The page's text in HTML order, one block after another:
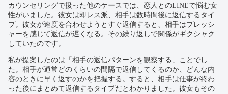
カウンセリングで扱った他のケースでは、恋人とのLINEで悩む女
性がいました。彼女は即レス派、相手は数時間後に返信するタイ
プ。彼女が速度を合わせようとすぐ返信すると、相手はプレッシ
ャーを感じて返信が遅くなる。その繰り返しで関係がギクシャク
していたのです。
私が提案したのは「相手の返信パターンを観察する」ことでし
た。相手が通常どのくらいの間隔で返信してくるのか、どんな内
容のときに早く返すのかを把握する。すると、相手は仕事が終わ
った後にまとめて返信するタイプだとわかりました。彼女もその